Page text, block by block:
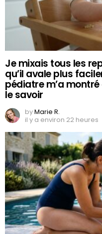
Je mixais tous les
qu’il avale plus
pédiatre m’a
le savoir
byMarie R.
il y a environ 22 heures